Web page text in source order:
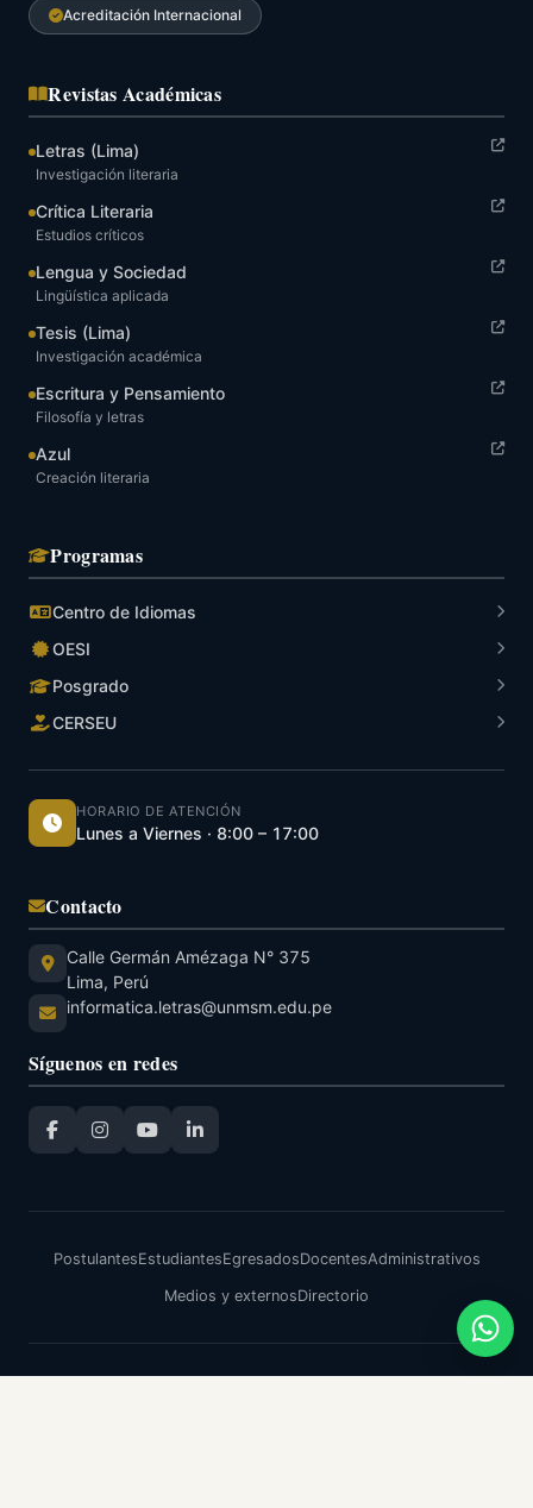
Acreditación Internacional
Revistas Académicas
Letras (Lima)
Investigación literaria
Crítica Literaria
Estudios críticos
Lengua y Sociedad
Lingüística aplicada
Tesis (Lima)
Investigación académica
Escritura y Pensamiento
Filosofía y letras
Azul
Creación literaria
Programas
Centro de Idiomas
OESI
Posgrado
CERSEU
HORARIO DE ATENCIÓN
Lunes a Viernes · 8:00 – 17:00
Contacto
Calle Germán Amézaga N° 375
Lima, Perú
informatica.letras@unmsm.edu.pe
Síguenos en redes
PostulantesEstudiantesEgresadosDocentesAdministrativos
Medios y externosDirectorio